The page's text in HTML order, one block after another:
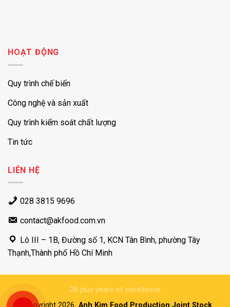
HOẠT ĐỘNG
Quy trình chế biến
Công nghệ và sản xuất
Quy trình kiểm soát chất lượng
Tin tức
LIÊN HỆ
028 3815 9696
contact@akfood.com.vn
Lô III – 1B, Đường số 1, KCN Tân Bình, phường Tây
Thạnh,Thành phố Hồ Chí Minh
28 plus years of excellence
©Copyright 2026. Anh Kim Food Production Joint Stock